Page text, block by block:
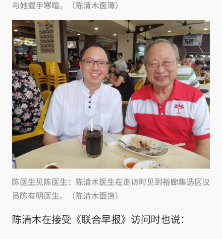
与她握手寒暄。（陈清木面簿）
陈医生见陈医生：陈清木医生在走访时见到裕廊集选区议
员陈有明医生。（陈清木面簿）
陈清木在接受《联合早报》访问时也说：